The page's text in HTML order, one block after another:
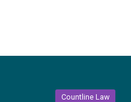
Countline Law